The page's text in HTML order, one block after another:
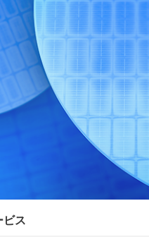
ス